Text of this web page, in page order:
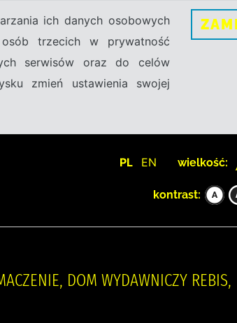
ich danych osobowych
trzecich w prywatność
serwisów oraz do celów
zmień ustawienia swojej
PL EN wielkość:
kontrast:
DOM WYDAWNICZY REBIS,